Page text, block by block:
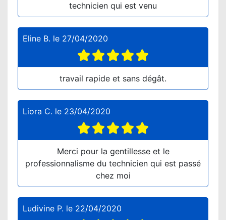
technicien qui est venu
Eline B. le 27/04/2020
travail rapide et sans dégât.
Liora C. le 23/04/2020
Merci pour la gentillesse et le
professionnalisme du technicien qui est passé
chez moi
Ludivine P. le 22/04/2020